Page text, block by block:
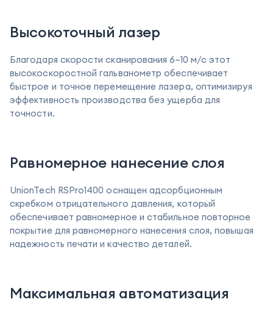
Высокоточный лазер
Благодаря скорости сканирования 6–10 м/с этот
высокоскоростной гальванометр обеспечивает
быстрое и точное перемещение лазера, оптимизируя
эффективность производства без ущерба для
точности.
Равномерное нанесение слоя
UnionTech RSPro1400 оснащен адсорбционным
скребком отрицательного давления, который
обеспечивает равномерное и стабильное повторное
покрытие для равномерного нанесения слоя, повышая
надежность печати и качество деталей.
Максимальная автоматизация